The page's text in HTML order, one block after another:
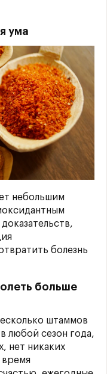
ума
небольшим
болезнь
больше
штаммов
любой сезон года,
нет никаких
время